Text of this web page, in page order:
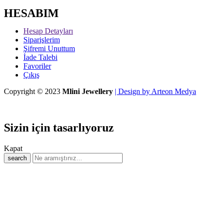
HESABIM
Hesap Detayları
Siparişlerim
Şifremi Unuttum
İade Talebi
Favoriler
Çıkış
Copyright © 2023 Mlini Jewellery | Design by Arteon Medya
Sizin için tasarlıyoruz
Kapat
search